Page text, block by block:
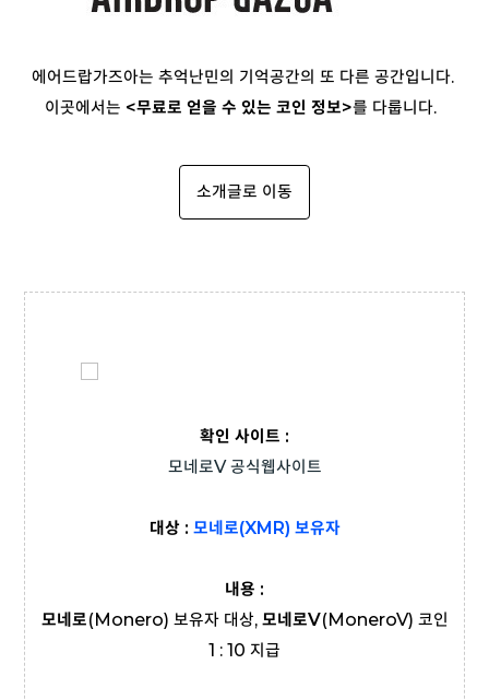
에어드랍가즈아는 추억난민의 기억공간의 또 다른 공간입니다.
이곳에서는 <무료로 얻을 수 있는 코인 정보>를 다룹니다.
소개글로 이동
확인 사이트 :
모네로V 공식웹사이트
대상 : 모네로(XMR) 보유자
내용 :
모네로(Monero) 보유자 대상, 모네로V(MoneroV) 코인
1 : 10 지급